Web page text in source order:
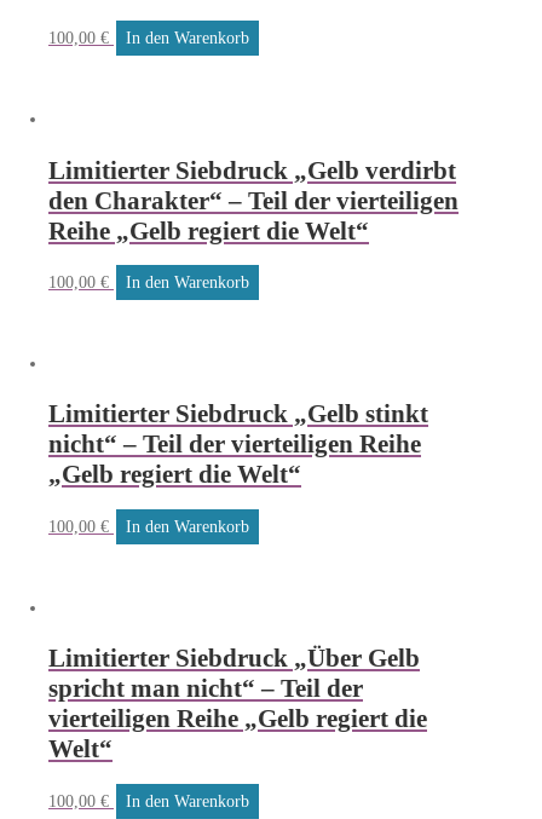
100,00 € In den Warenkorb
Limitierter Siebdruck „Gelb verdirbt
den Charakter“ – Teil der vierteiligen
Reihe „Gelb regiert die Welt“
100,00 € In den Warenkorb
Limitierter Siebdruck „Gelb stinkt
nicht“ – Teil der vierteiligen Reihe
„Gelb regiert die Welt“
100,00 € In den Warenkorb
Limitierter Siebdruck „Über Gelb
spricht man nicht“ – Teil der
vierteiligen Reihe „Gelb regiert die
Welt“
100,00 € In den Warenkorb